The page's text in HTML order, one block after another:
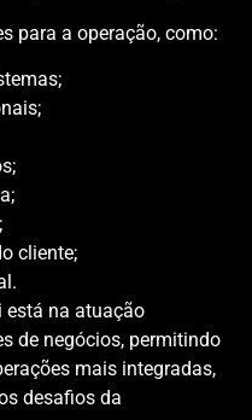
para a operação, como:
cliente;
está na atuação
de negócios, permitindo
mais integradas,
desafios da